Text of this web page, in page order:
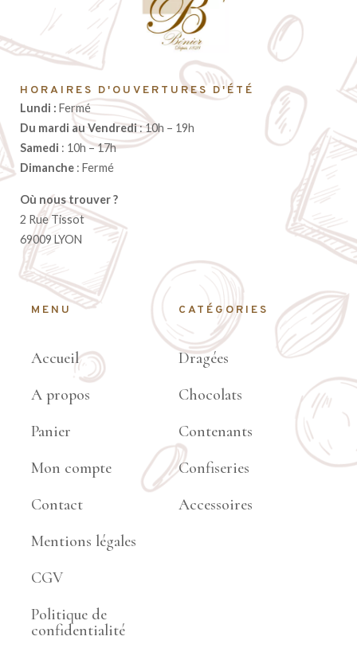
HORAIRES D'OUVERTURES D'ÉTÉ
Lundi : Fermé
Du mardi au Vendredi: 10h – 19h
Samedi : 10h – 17h
Dimanche : Fermé
Où nous trouver ?
2 Rue Tissot
69009 LYON
MENU
Accueil
A propos
Panier
Mon compte
Contact
Mentions légales
CGV
Politique de
confidentialité
CATÉGORIES
Dragées
Chocolats
Contenants
Confiseries
Accessoires